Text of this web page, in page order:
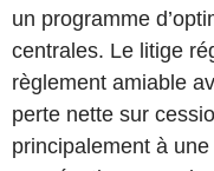
un programme
centrales. Le litige
règlement amiable
perte nette sur
principalement à